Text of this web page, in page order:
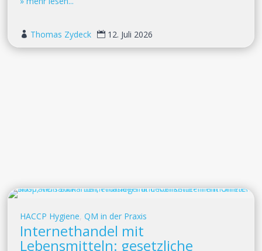
 Thomas Zydeck  12. Juli 2026
HACCP Hygiene,QM in der Praxis
Internethandel mit
Lebensmitteln: gesetzliche